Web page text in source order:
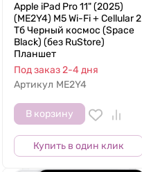
Apple iPad Pro 11" (2025)
(ME2Y4) M5 Wi-Fi + Cellular 2
Тб Черный космос (Space
Black) (без RuStore)
Планшет
Под заказ 2-4 дня
Артикул ME2Y4
В корзину
Купить в один клик